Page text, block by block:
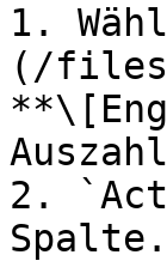
1.
(/files/
2.
Spalte.